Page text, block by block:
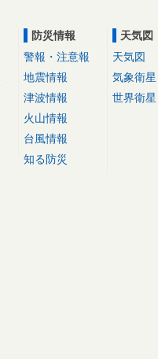
防災情報
警報・注意報
地震情報
津波情報
火山情報
台風情報
知る防災
天気図
天気図
気象衛星
世界衛星